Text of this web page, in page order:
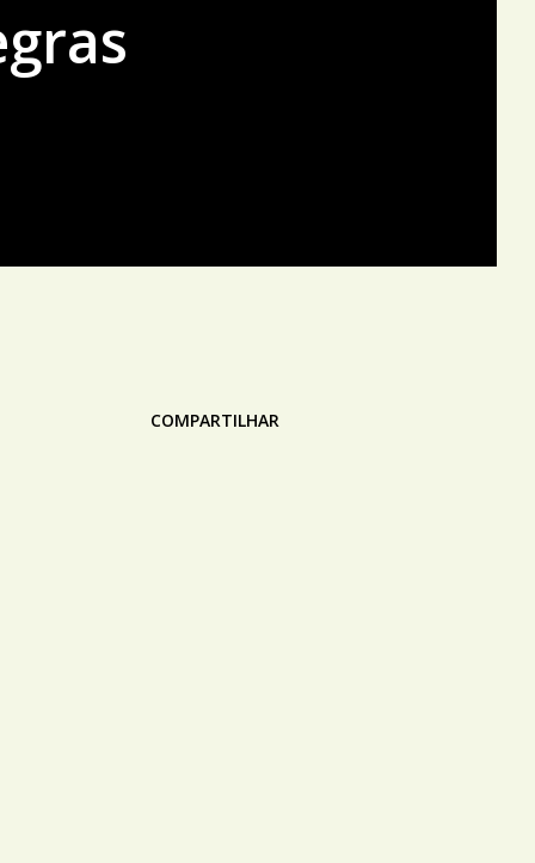
COMPARTILHAR